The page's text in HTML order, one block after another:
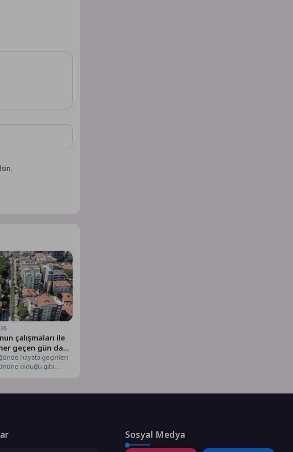
çalışmaları ile
geçen gün daha
hayata geçirilen
olduğu gibi
Sosyal Medya